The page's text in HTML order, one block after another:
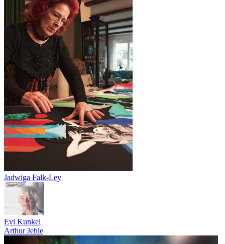
Jadwiga Falk-Ley
Evi Kunkel
Arthur Jehle